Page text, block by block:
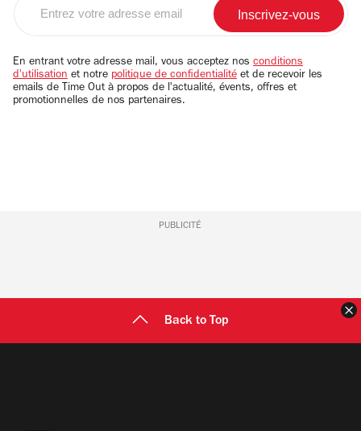
email
En entrant votre adresse mail, vous acceptez nos conditions
d'utilisation et notre politique de confidentialité et de recevoir les
emails de Time Out à propos de l'actualité, évents, offres et
promotionnelles de nos partenaires.
PUBLICITÉ
Back to Top